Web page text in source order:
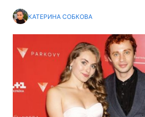
КАТЕРИНА СОБКОВА